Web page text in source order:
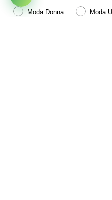
Moda Donna Moda